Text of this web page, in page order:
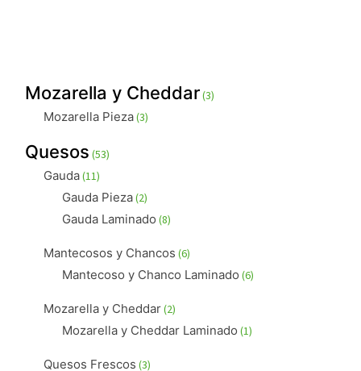
Mozarella y Cheddar 33
productos
Mozarella Pieza 33
Quesos 5353
productos
Gauda 1111
productos
Gauda Pieza 22
productos
Gauda Laminado 88
Mantecosos y Chancos 66
productos
Mantecoso y Chanco Laminado 66
Mozarella y Cheddar 22
productos
Mozarella y Cheddar Laminado 11
Quesos Frescos 33